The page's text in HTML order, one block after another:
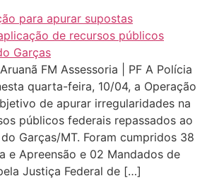
FM Assessoria | PF A Polícia
quarta-feira, 10/04, a Operação
de apurar irregularidades na
públicos federais repassados ao
Garças/MT. Foram cumpridos 38
e Apreensão e 02 Mandados de
Justiça Federal de […]